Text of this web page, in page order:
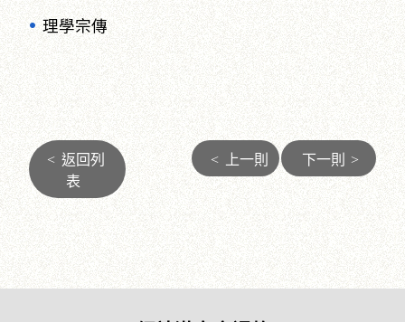
理學宗傳
< 返回列
表
< 上一則 下一則 >